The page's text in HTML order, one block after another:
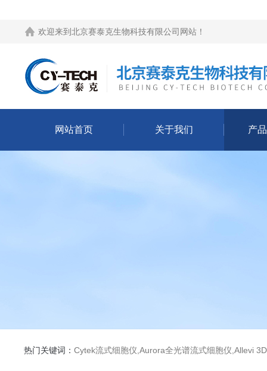
欢迎来到 北京赛泰克生物科技有限公司网站 ！
网站首页 关于我们 产
热门关键词： Cytek流式细胞仪,Aurora全光谱流式细胞仪,Allevi